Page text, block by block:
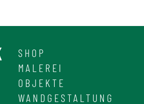
SHOP
MALEREI
OBJEKTE
WANDGESTALTUNG